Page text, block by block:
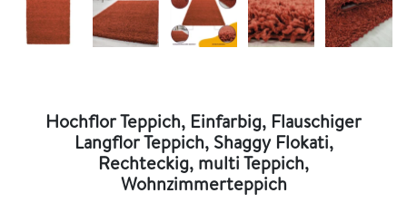
Hochflor Teppich, Einfarbig, Flauschiger
Langflor Teppich, Shaggy Flokati,
Rechteckig, multi Teppich,
Wohnzimmerteppich